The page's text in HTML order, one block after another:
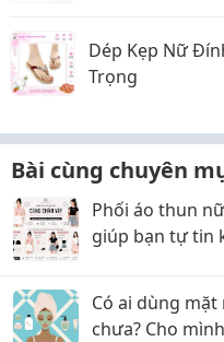
Dép Kẹp Nữ
Trọng
Bài cùng chuyên
Phối áo thun
giúp bạn tự tin
Có ai dùng
chưa? Cho